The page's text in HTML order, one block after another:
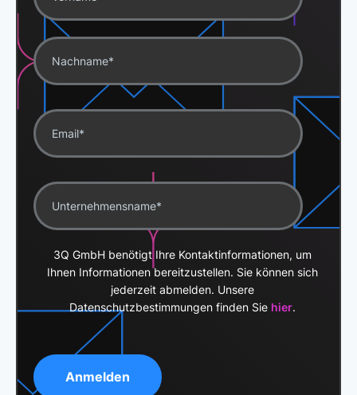
3Q GmbH benötigt Ihre Kontaktinformationen, um
Ihnen Informationen bereitzustellen. Sie können sich
jederzeit abmelden. Unsere
Datenschutzbestimmungen finden Sie hier.